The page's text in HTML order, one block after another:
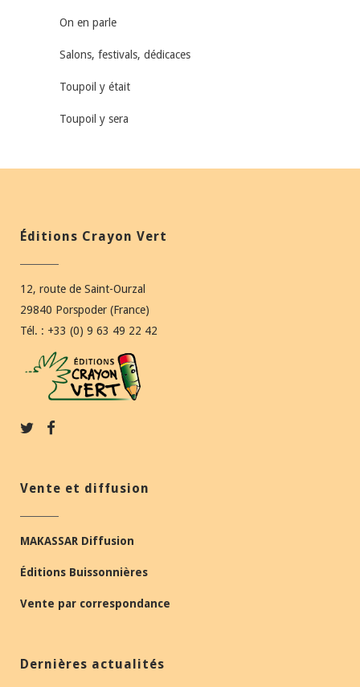
On en parle
Salons, festivals, dédicaces
Toupoil y était
Toupoil y sera
Éditions Crayon Vert
12, route de Saint-Ourzal
29840 Porspoder (France)
Tél. : +33 (0) 9 63 49 22 42
Vente et diffusion
MAKASSAR Diffusion
Éditions Buissonnières
Vente par correspondance
Dernières actualités